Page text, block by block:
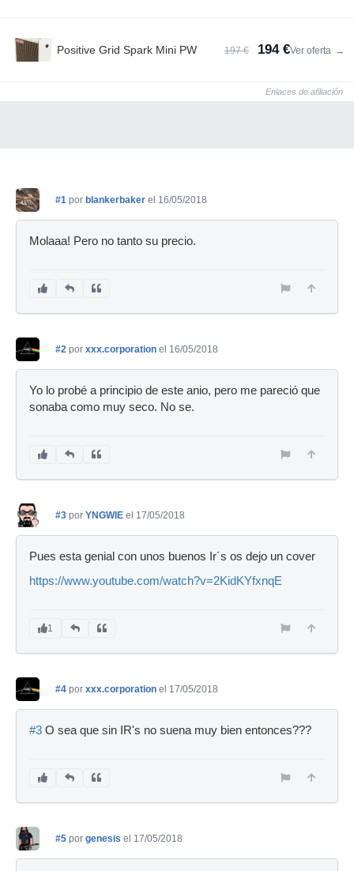
Positive Grid Spark Mini PW 197 € 194 €Ver oferta →
Enlaces de afiliación
#1 por blankerbaker el 16/05/2018
Molaaa! Pero no tanto su precio.
#2 por xxx.corporation el 16/05/2018
Yo lo probé a principio de este anio, pero me pareció que
sonaba como muy seco. No se.
#3 por YNGWIE el 17/05/2018
Pues esta genial con unos buenos Ir´s os dejo un cover
https://www.youtube.com/watch?v=2KidKYfxnqE
1
#4 por xxx.corporation el 17/05/2018
#3 O sea que sin IR's no suena muy bien entonces???
#5 por genesis el 17/05/2018